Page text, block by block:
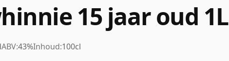
15 jaar oud 1L
ABV:43%Inhoud:100cl